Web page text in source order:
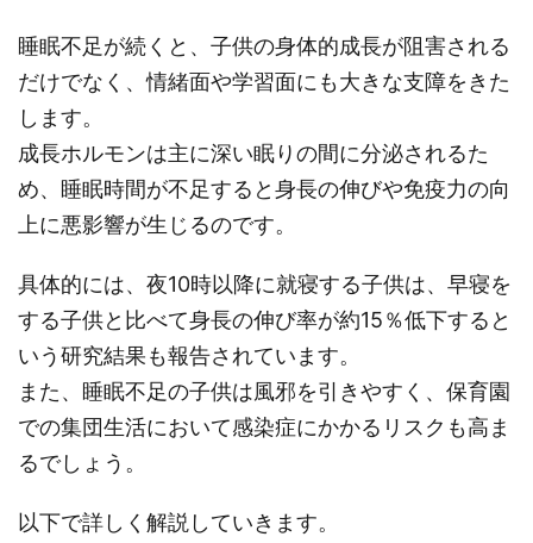
睡眠不足が続くと、子供の身体的成長が阻害される
だけでなく、情緒面や学習面にも大きな支障をきた
します。
成長ホルモンは主に深い眠りの間に分泌されるた
め、睡眠時間が不足すると身長の伸びや免疫力の向
上に悪影響が生じるのです。
具体的には、夜10時以降に就寝する子供は、早寝を
する子供と比べて身長の伸び率が約15％低下すると
いう研究結果も報告されています。
また、睡眠不足の子供は風邪を引きやすく、保育園
での集団生活において感染症にかかるリスクも高ま
るでしょう。
以下で詳しく解説していきます。